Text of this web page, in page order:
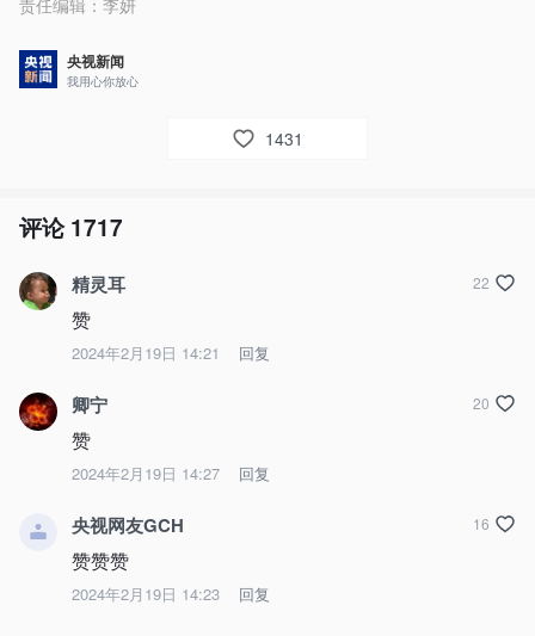
责任编辑： 李妍
央视新闻
我用心你放心
1431
评论1717
精灵耳
赞
2024年2月19日 14:21 回复
22
卿宁
赞
2024年2月19日 14:27 回复
20
央视网友GCH
赞赞赞
2024年2月19日 14:23 回复
16